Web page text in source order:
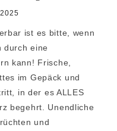
ist es bitte, wenn
durch eine
kann! Frische,
im Gepäck und
in der es ALLES
begehrt. Unendliche
und